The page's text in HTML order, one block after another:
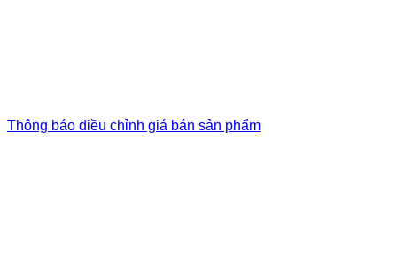
Thông báo điều chỉnh giá bán sản phẩm